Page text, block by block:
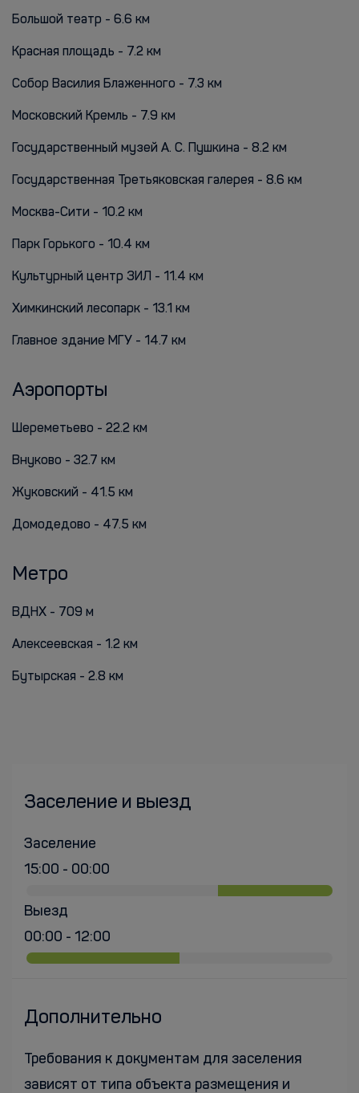
Большой театр - 6.6 км
Красная площадь - 7.2 км
Собор Василия Блаженного - 7.3 км
Московский Кремль - 7.9 км
Государственный музей А. С. Пушкина - 8.2 км
Государственная Третьяковская галерея - 8.6 км
Москва-Сити - 10.2 км
Парк Горького - 10.4 км
Культурный центр ЗИЛ - 11.4 км
Химкинский лесопарк - 13.1 км
Главное здание МГУ - 14.7 км
Аэропорты
Шереметьево - 22.2 км
Внуково - 32.7 км
Жуковский - 41.5 км
Домодедово - 47.5 км
Метро
ВДНХ - 709 м
Алексеевская - 1.2 км
Бутырская - 2.8 км
Заселение и выезд
Заселение
15:00 - 00:00
Выезд
00:00 - 12:00
Дополнительно
Требования к документам для заселения
зависят от типа объекта размещения и